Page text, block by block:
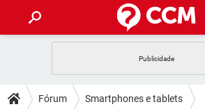
CELULAR FACEBOOK
DICAS
Fórum Smartphones e tablets